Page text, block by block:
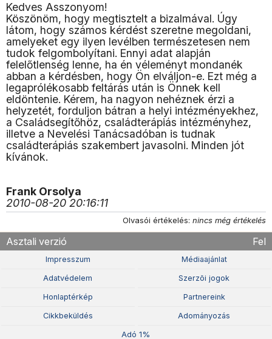
Kedves Asszonyom!
Köszönöm, hogy megtisztelt a bizalmával. Úgy
látom, hogy számos kérdést szeretne megoldani,
amelyeket egy ilyen levélben természetesen nem
tudok felgombolyítani. Ennyi adat alapján
felelőtlenség lenne, ha én véleményt mondanék
abban a kérdésben, hogy Ön elváljon-e. Ezt még a
legaprólékosabb feltárás után is Önnek kell
eldöntenie. Kérem, ha nagyon nehéznek érzi a
helyzetét, forduljon bátran a helyi intézményekhez,
a Családsegítőhöz, családterápiás intézményhez,
illetve a Nevelési Tanácsadóban is tudnak
családterápiás szakembert javasolni. Minden jót
kívánok.
Frank Orsolya
2010-08-20 20:16:11
Olvasói értékelés: nincs még értékelés
Asztali verzió Fel
Impresszum Médiaajánlat
Adatvédelem Szerzõi jogok
Honlaptérkép Partnereink
Cikkbeküldés Adományozás
Adó 1%